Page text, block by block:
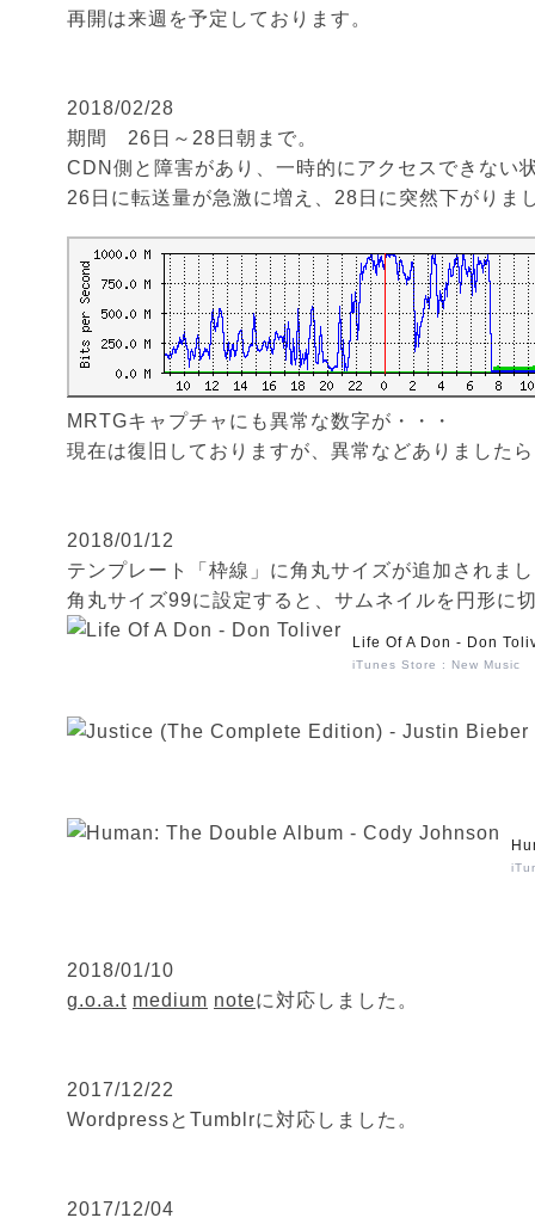
再開は来週を予定しております。
2018/02/28
期間 26日～28日朝まで。
CDN側と障害があり、一時的にアクセスできない
26日に転送量が急激に増え、28日に突然下がりま
MRTGキャプチャにも異常な数字が・・・
現在は復旧しておりますが、異常などありました
2018/01/12
テンプレート「枠線」に角丸サイズが追加されま
角丸サイズ99に設定すると、サムネイルを円形に
Life Of A Don - Don
iTunes Store : New Music
2018/01/10
g.o.a.t medium noteに対応しました。
2017/12/22
WordpressとTumblrに対応しました。
2017/12/04